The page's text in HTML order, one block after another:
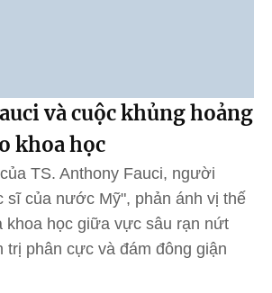
và cuộc khủng hoảng
khoa học
TS. Anthony Fauci, người
sĩ của nước Mỹ", phản ánh vị thế
khoa học giữa vực sâu rạn nứt
trị phân cực và đám đông giận